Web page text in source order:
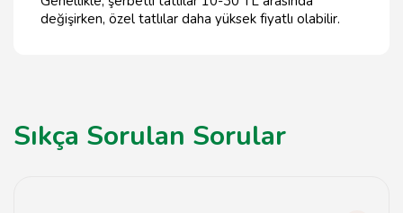
değişirken, özel tatlılar daha yüksek fiyatlı olabilir.
Sıkça Sorulan Sorular